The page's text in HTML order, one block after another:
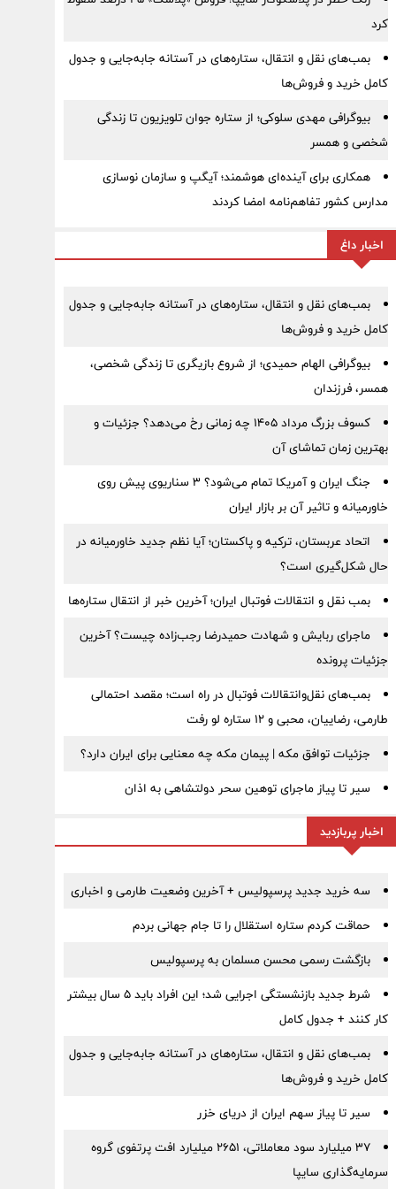
کرد
بمب‌های نقل و انتقال، ستاره‌های در آستانه جابه‌جایی و جدول
کامل خرید و فروش‌ها
بیوگرافی مهدی سلوکی؛ از ستاره جوان تلویزیون تا زندگی
شخصی و همسر
همکاری برای آینده‌ای هوشمند؛ آیگپ و سازمان نوسازی
مدارس کشور تفاهم‌نامه امضا کردند
اخبار داغ
بمب‌های نقل و انتقال، ستاره‌های در آستانه جابه‌جایی و جدول
کامل خرید و فروش‌ها
بیوگرافی الهام حمیدی؛ از شروع بازیگری تا زندگی شخصی،
همسر، فرزندان
کسوف بزرگ مرداد ۱۴۰۵ چه زمانی رخ می‌دهد؟ جزئیات و
بهترین زمان تماشای آن
جنگ ایران و آمریکا تمام می‌شود؟ ۳ سناریوی پیش روی
خاورمیانه و تاثیر آن بر بازار ایران
اتحاد عربستان، ترکیه و پاکستان؛ آیا نظم جدید خاورمیانه در
حال شکل‌گیری است؟
بمب نقل‌ و انتقالات فوتبال ایران؛ آخرین خبر از انتقال ستاره‌ها
ماجرای ربایش و شهادت حمیدرضا رجب‌زاده چیست؟ آخرین
جزئیات پرونده
بمب‌های نقل‌وانتقالات فوتبال در راه است؛ مقصد احتمالی
طارمی، رضاییان، محبی و ۱۲ ستاره لو رفت
جزئیات توافق مکه | پیمان مکه چه معنایی برای ایران دارد؟
سیر تا پیاز ماجرای توهین سحر دولتشاهی به اذان
اخبار پربازدید
سه خرید جدید پرسپولیس + آخرین وضعیت طارمی و اخباری
حماقت کردم ستاره استقلال را تا جام جهانی بردم
بازگشت رسمی محسن مسلمان به پرسپولیس
شرط جدید بازنشستگی اجرایی شد؛ این افراد باید ۵ سال بیشتر
کار کنند + جدول کامل
بمب‌های نقل و انتقال، ستاره‌های در آستانه جابه‌جایی و جدول
کامل خرید و فروش‌ها
سیر تا پیاز سهم ایران از دریای خزر
۳۷ میلیارد سود معاملاتی، ۲۶۵۱ میلیارد افت پرتفوی گروه
سرمایه‌گذاری سایپا